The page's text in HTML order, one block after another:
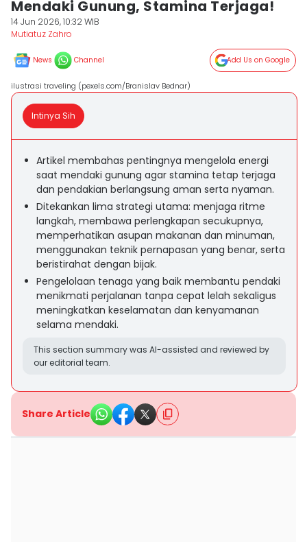
Mendaki Gunung, Stamina Terjaga!
14 Jun 2026, 10:32 WIB
Mutiatuz Zahro
News Channel Add Us on Google
ilustrasi traveling (pexels.com/Branislav Bednar)
Intinya Sih
Artikel membahas pentingnya mengelola energi
saat mendaki gunung agar stamina tetap terjaga
dan pendakian berlangsung aman serta nyaman.
Ditekankan lima strategi utama: menjaga ritme
langkah, membawa perlengkapan secukupnya,
memperhatikan asupan makanan dan minuman,
menggunakan teknik pernapasan yang benar, serta
beristirahat dengan bijak.
Pengelolaan tenaga yang baik membantu pendaki
menikmati perjalanan tanpa cepat lelah sekaligus
meningkatkan keselamatan dan kenyamanan
selama mendaki.
This section summary was AI-assisted and reviewed by
our editorial team.
Share Article